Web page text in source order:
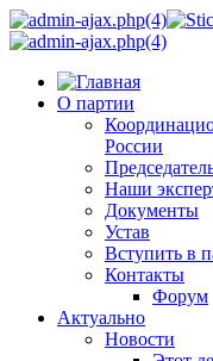
О партии
России
Наши
Документы
Устав
Вступить в
Контакты
Форум
Актуально
Новости